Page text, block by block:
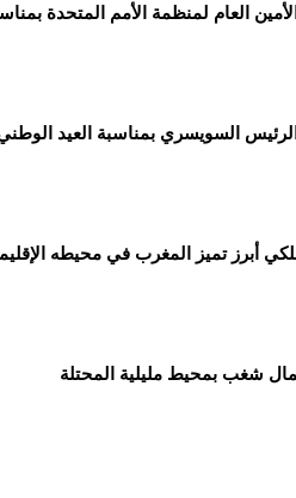
العام لمنظمة الأمم المتحدة
السويسري بمناسبة العيد الوطني
أبرز تميز المغرب في محيطه
شغب بمحيط مليلية المحتلة